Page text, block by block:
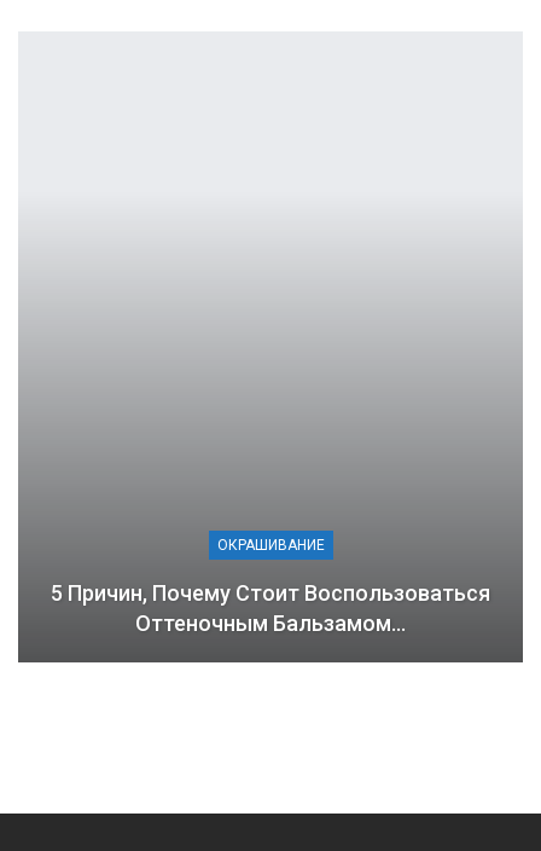
ОКРАШИВАНИЕ
5 Причин, Почему Стоит Воспользоваться
Оттеночным Бальзамом…